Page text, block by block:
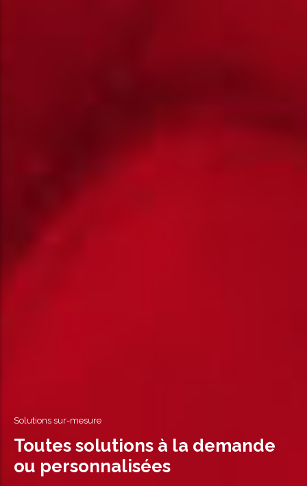
Solutions sur-mesure
Toutes solutions à la demande
ou personnalisées